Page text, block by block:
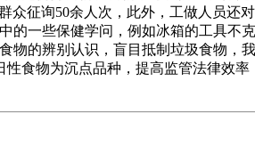
众征询50余人次，此外，工做人员
的一些保健学问，例如冰箱的工具
物的辨别认识，盲目抵制垃圾食物
食物为沉点品种，提高监管法律效